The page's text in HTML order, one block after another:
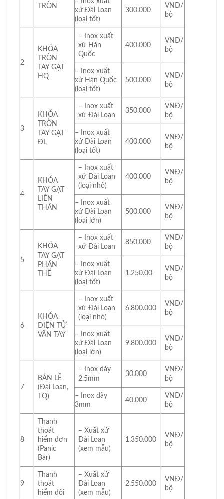
TRÒN
xứ Đài Loan
(loại tốt)
300.000
VNĐ/
bộ
2
KHÓA
TRÒN
TAY GẠT
HQ
– Inox xuất
xứ Hàn
Quốc
400.000
VNĐ/
bộ
– Inox xuất
xứ Hàn Quốc
(loại tốt)
500.000
VNĐ/
bộ
3
KHÓA
TRÒN
TAY GẠT
ĐL
– Inox xuất
xứ Đài Loan
350.000
VNĐ/
bộ
– Inox xuất
xứ Đài Loan
(loại tốt)
400.000
VNĐ/
bộ
4
KHÓA
TAY GẠT
LIỀN
THÂN
– Inox xuất
xứ Đài Loan
(loại nhỏ)
400.000
VNĐ/
bộ
– Inox xuất
xứ Đài Loan
(loại lớn)
500.000
VNĐ/
bộ
5
KHÓA
TAY GẠT
PHÂN
THỂ
– Inox xuất
xứ Đài Loan
850.000
VNĐ/
bộ
– Inox xuất
xứ Đài Loan
(loại tốt)
1.250.00
VNĐ/
bộ
6
KHÓA
ĐIỆN TỬ
VÂN TAY
– Inox xuất
xứ Đài Loan
(loại nhỏ)
6.800.000
VNĐ/
bộ
– Inox xuất
xứ Đài Loan
(loại lớn)
9.800.000
VNĐ/
bộ
7
BẢN LỀ
(Đài Loan,
TQ)
– Inox dày
2.5mm
30.000
VNĐ/
bộ
– Inox dày
3mm
40.000
VNĐ/
bộ
8
Thanh
thoát
hiểm đơn
(Panic
Bar)
– Xuất xứ
Đài Loan
(xem mẫu)
1.350.000
VNĐ/
bộ
9
Thanh
thoát
hiểm đôi
– Xuất xứ
Đài Loan
(xem mẫu)
2.550.000
VNĐ/
bộ